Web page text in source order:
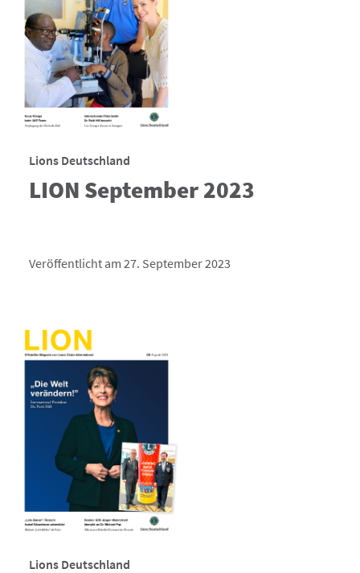
Lions Deutschland
LION September 2023
Veröffentlicht am 27. September 2023
Lions Deutschland